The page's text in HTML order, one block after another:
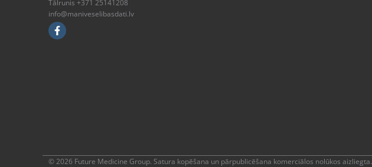
Tālrunis +371 25141208
info@maniveselibasdati.lv
© 2026 Future Medicine Group. Satura kopēšana un pārpublicēšana komerciālos nolūkos aizliegta.